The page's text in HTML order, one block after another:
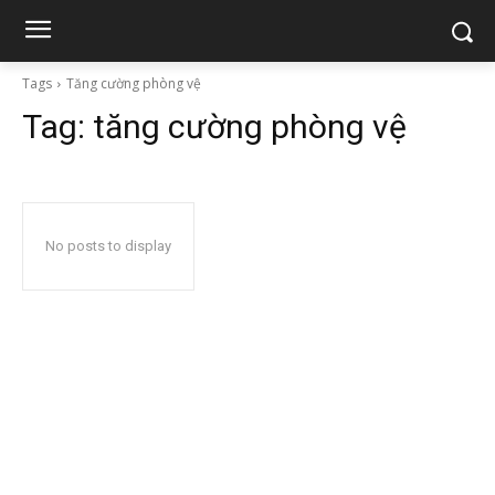
Tags Tăng cường phòng vệ
Tag: tăng cường phòng vệ
No posts to display